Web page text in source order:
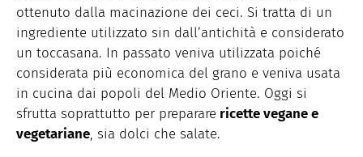
ottenuto dalla macinazione dei ceci. Si tratta di un
ingrediente utilizzato sin dall’antichità e considerato
un toccasana. In passato veniva utilizzata poiché
considerata più economica del grano e veniva usata
in cucina dai popoli del Medio Oriente. Oggi si
sfrutta soprattutto per preparare ricette vegane e
vegetariane, sia dolci che salate.